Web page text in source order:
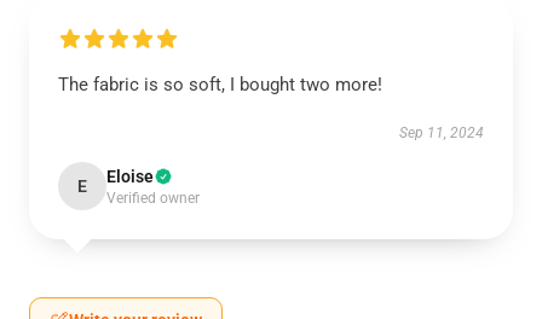
The fabric is so soft, I bought two more!
Sep 11, 2024
E Eloise
Verified owner